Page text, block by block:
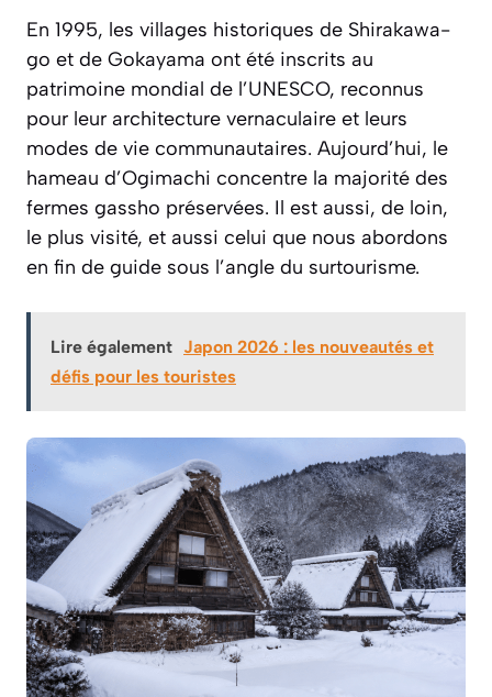
En 1995, les villages historiques de Shirakawa-
go et de Gokayama ont été inscrits au
patrimoine mondial de l’UNESCO, reconnus
pour leur architecture vernaculaire et leurs
modes de vie communautaires. Aujourd’hui, le
hameau d’Ogimachi concentre la majorité des
fermes gassho préservées. Il est aussi, de loin,
le plus visité, et aussi celui que nous abordons
en fin de guide sous l’angle du surtourisme.
Lire également Japon 2026 : les nouveautés et
défis pour les touristes